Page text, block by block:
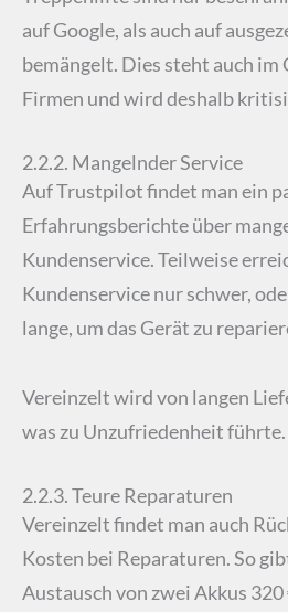
auf Google, als auch auf
bemängelt. Dies steht auch im
Firmen und wird deshalb
2.2.2. Mangelnder Service
Auf Trustpilot findet man ein
Erfahrungsberichte über
Kundenservice. Teilweise
Kundenservice nur schwer,
lange, um das Gerät zu
Vereinzelt wird von langen
was zu Unzufriedenheit führte.
2.2.3. Teure Reparaturen
Vereinzelt findet man auch
Kosten bei Reparaturen. So
Austausch von zwei Akkus